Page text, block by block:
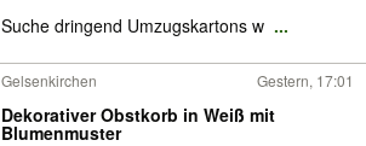
Suche dringend Umzugskartons w ...
Gelsenkirchen Gestern, 17:01
Dekorativer Obstkorb in Weiß mit
Blumenmuster